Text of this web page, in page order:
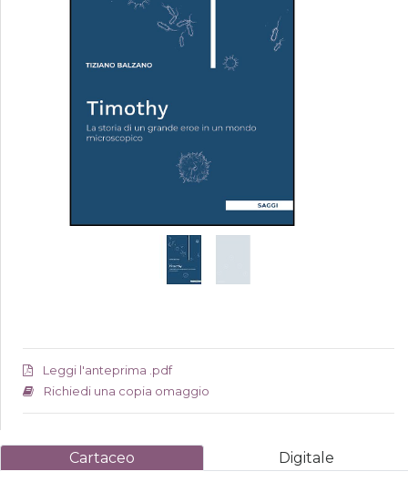
Leggi l'anteprima .pdf
Richiedi una copia omaggio
Cartaceo Digitale